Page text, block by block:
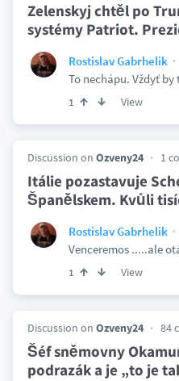
Zelenskyj chtěl po
systémy Patriot.
Rostislav Gabrhelik
To nechápu. Vždyť
1 View
Discussion on Ozveny24 1
Itálie pozastavuje
Španělskem. Kvůli
Rostislav Gabrhelik
Venceremos .....ale
1 View
Discussion on Ozveny24 84
Šéf sněmovny
podrazák a je „to je